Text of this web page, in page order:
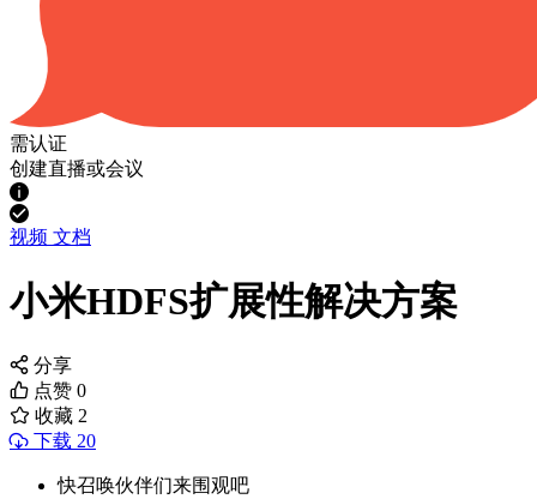
需认证
创建直播或会议
视频 文档
小米HDFS扩展性解决方案
分享
点赞 0
收藏 2
下载 20
快召唤伙伴们来围观吧